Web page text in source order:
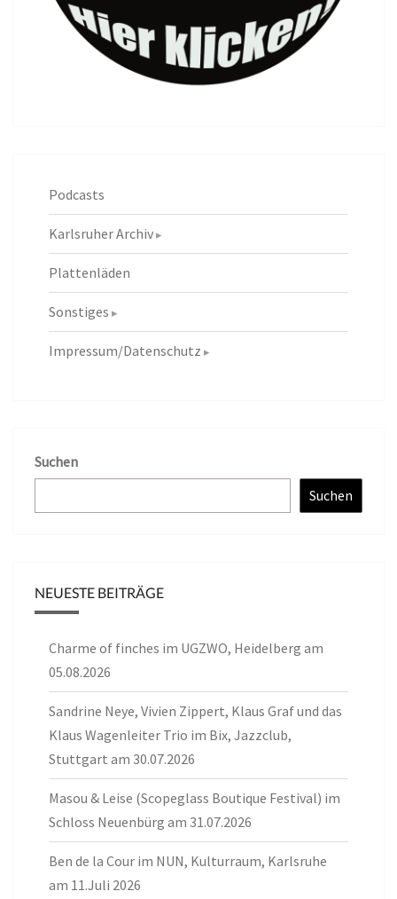
Podcasts
Karlsruher Archiv
Plattenläden
Sonstiges
Impressum/Datenschutz
Suchen
Suchen
NEUESTE BEITRÄGE
Charme of finches im UGZWO, Heidelberg am
05.08.2026
Sandrine Neye, Vivien Zippert, Klaus Graf und das
Klaus Wagenleiter Trio im Bix, Jazzclub,
Stuttgart am 30.07.2026
Masou & Leise (Scopeglass Boutique Festival) im
Schloss Neuenbürg am 31.07.2026
Ben de la Cour im NUN, Kulturraum, Karlsruhe
am 11.Juli 2026